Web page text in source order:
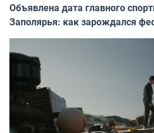
Объявлена дата главного
Заполярья: как зарождался